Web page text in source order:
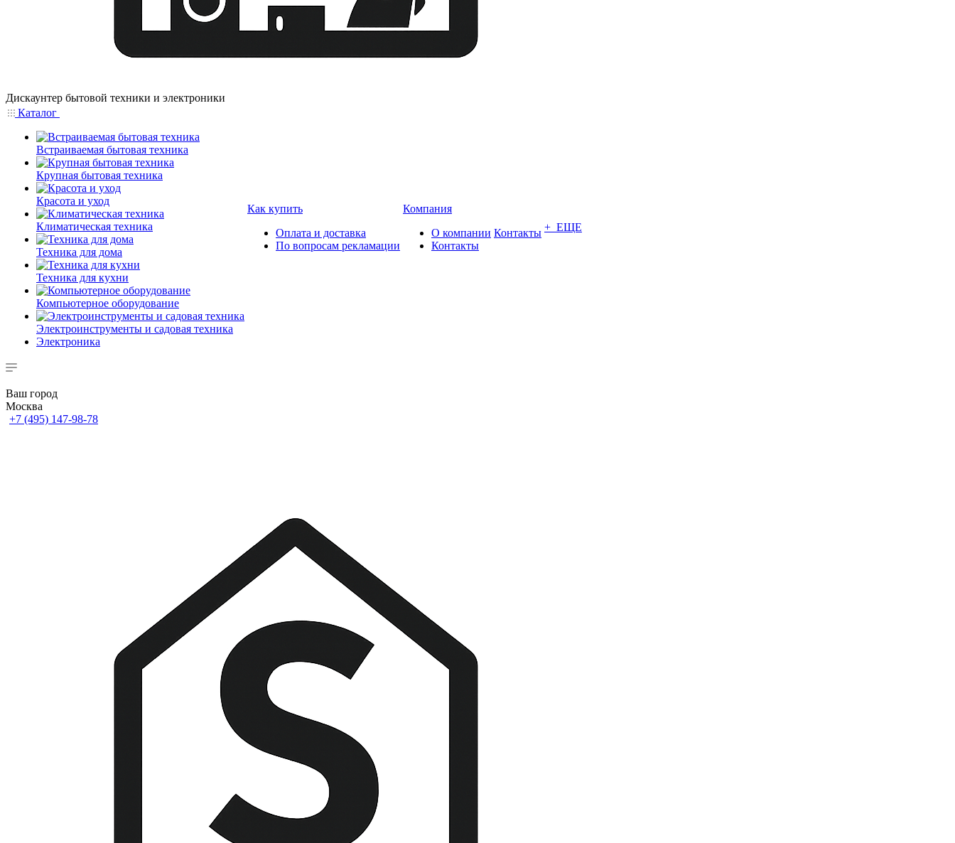
Дискаунтер бытовой техники и электроники
Каталог
Встраиваемая бытовая техника
Крупная бытовая техника
Красота и уход
Климатическая техника
Техника для дома
Техника для кухни
Компьютерное оборудование
Электроинструменты и садовая техника
Электроника
Как купить
Оплата и доставка
По вопросам рекламации
Компания
О компании
Контакты
Контакты + ЕЩЕ
Ваш город
Москва
+7 (495) 147-98-78